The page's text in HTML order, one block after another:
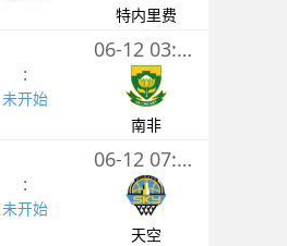
特内里费
:
未开始
06-12 03:00
南非
:
未开始
06-12 07:00
天空